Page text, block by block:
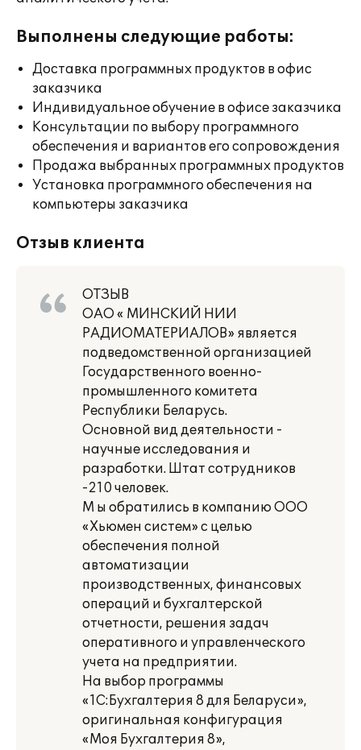
Выполнены следующие работы:
Доставка программных продуктов в офис
заказчика
Индивидуальное обучение в офисе заказчика
Консультации по выбору программного
обеспечения и вариантов его сопровождения
Продажа выбранных программных продуктов
Установка программного обеспечения на
компьютеры заказчика
Отзыв клиента
ОТЗЫВ
ОАО « МИНСКИЙ НИИ
РАДИОМАТЕРИАЛОВ» является
подведомственной организацией
Государственного военно-
промышленного комитета
Республики Беларусь.
Основной вид деятельности -
научные исследования и
разработки. Штат сотрудников
-210 человек.
М ы обратились в компанию ООО
«Хьюмен систем» с целью
обеспечения полной
автоматизации
производственных, финансовых
операций и бухгалтерской
отчетности, решения задач
оперативного и управленческого
учета на предприятии.
На выбор программы
«1С:Бухгалтерия 8 для Беларуси»,
оригинальная конфигурация
«Моя Бухгалтерия 8»,